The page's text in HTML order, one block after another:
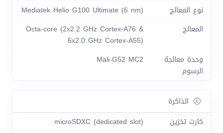
نوع المعالج
Mediatek Helio G100 Ultimate (6 nm)
المعالج
Octa-core (2x2.2 GHz Cortex-A76 &
6x2.0 GHz Cortex-A55)
وحدة معالجة
الرسوم
Mali-G52 MC2
الذاكرة
كارت تخزين
microSDXC (dedicated slot)